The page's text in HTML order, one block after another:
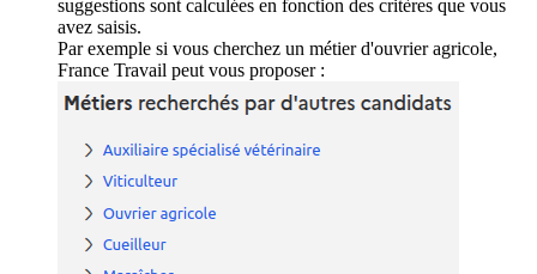
suggestions sont calculées en fonction des critères que vous
avez saisis.
Par exemple si vous cherchez un métier d'ouvrier agricole,
France Travail peut vous proposer :